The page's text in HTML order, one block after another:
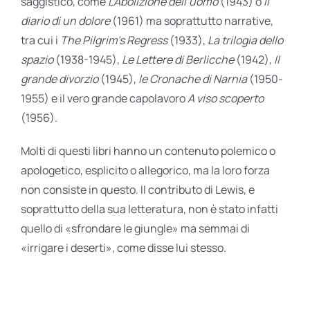
diario di un dolore(1961) ma soprattutto narrative,
tra cui i The Pilgrim’s Regress(1933), La trilogia dello
spazio(1938-1945), Le Lettere di Berlicche(1942), Il
grande divorzio(1945), le Cronache di Narnia(1950-
1955) e il vero grande capolavoroA viso scoperto
(1956).
Molti di questi libri hanno un contenuto polemico o
apologetico, esplicito o allegorico, ma la loro forza
non consiste in questo. Il contributo di Lewis, e
soprattutto della sua letteratura, non è stato infatti
quello di «sfrondare le giungle» ma semmai di
«irrigare i deserti», come disse lui stesso.